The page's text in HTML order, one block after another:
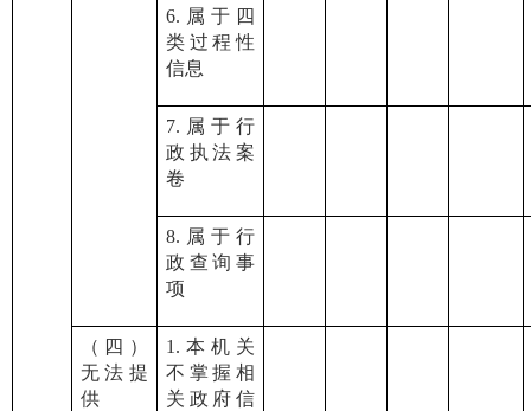
6.属于四
类过程性
信息
7.属于行
政执法案
卷
8.属于行
政查询事
项
（四）
无法提
供
1.本机关
不掌握相
关政府信